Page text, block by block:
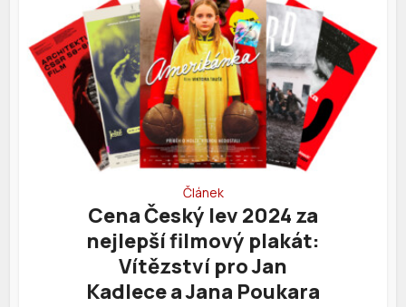
Článek
Cena Český lev 2024 za
nejlepší filmový plakát:
Vítězství pro Jan
Kadlece a Jana Poukara